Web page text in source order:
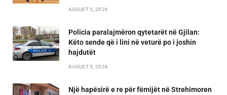
AUGUST 5, 2026
Policia paralajmëron qytetarët në Gjilan:
Këto sende që i lini në veturë po i joshin
hajdutët
AUGUST 5, 2026
Një hapësirë e re për fëmijët në Strehimoren